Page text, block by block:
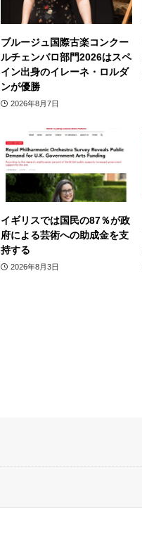
ブルージュ国際古楽コンクー
ルチェンバロ部門2026はスペ
イン出身のイレーネ・ロルダ
ンが優勝
2026年8月7日
イギリスでは国民の87％が政
府による芸術への助成金を支
持する
2026年8月3日